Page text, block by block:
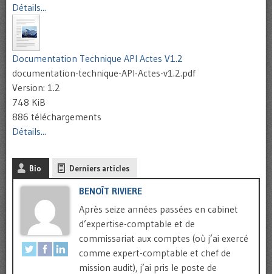
Détails...
Documentation Technique API Actes V1.2
documentation-technique-API-Actes-v1.2.pdf
Version: 1.2
748 KiB
886 téléchargements
Détails...
Bio Derniers articles
BENOÎT RIVIERE
Après seize années passées en cabinet
d’expertise-comptable et de
commissariat aux comptes (où j’ai exercé
comme expert-comptable et chef de
mission audit), j’ai pris le poste de